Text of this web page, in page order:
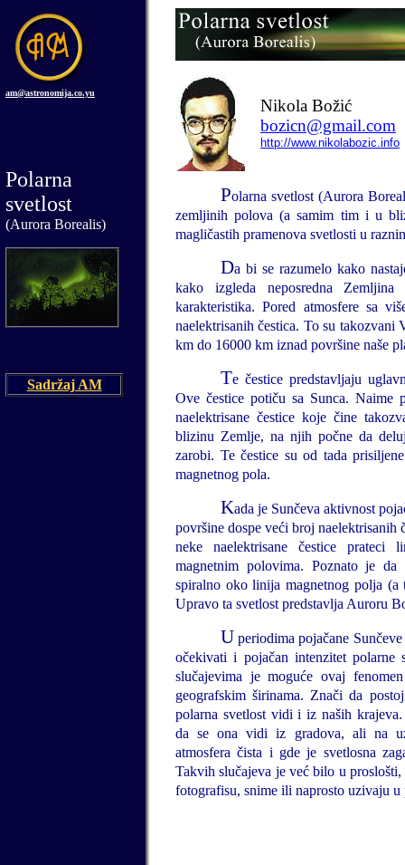
am@astronomija.co.yu
Polarna
svetlost
(Aurora Borealis)
Sadržaj AM
Nikola Božić
bozicn@gmail.com
http://www.nikolabozic.info
Polarna svetlost (Aurora
zemljinih polova (a samim tim i u
magličastih pramenova svetlosti u
Da bi se razumelo kako
kako izgleda neposredna
karakteristika. Pored atmosfere sa
naelektrisanih čestica. To su
km do 16000 km iznad površine naše
Te čestice predstavljaju
Ove čestice potiču sa Sunca. Naime
naelektrisane čestice koje čine
blizinu Zemlje, na njih počne da
zarobi. Te čestice su od tada
magnetnog pola.
Kada je Sunčeva aktivnost
površine dospe veći broj naelektrisanih
neke naelektrisane čestice prateci
magnetnim polovima. Poznato je da
spiralno oko linija magnetnog polja (a
Upravo ta svetlost predstavlja Auroru
U periodima pojačane
očekivati i pojačan intenzitet polarne
slučajevima je moguće ovaj
geografskim širinama. Znači da
polarna svetlost vidi i iz naših
da se ona vidi iz gradova, ali na
atmosfera čista i gde je svetlosna
Takvih slučajeva je već bilo u
fotografisu, snime ili naprosto uzivaju